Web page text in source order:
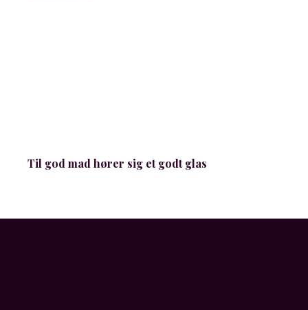
Til god mad hører sig et godt glas